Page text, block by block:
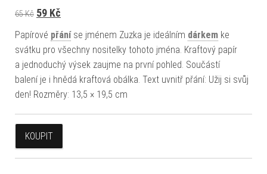
65Kč Původní cena byla: 65 Kč.
59 Kč
Papírové přáníse jménem Zuzka je ideálním dárkem ke
svátku pro všechny nositelky tohoto jména. Kraftový papír
a jednoduchý výsek zaujme na první pohled. Součástí
balení je i hnědá kraftová obálka. Text uvnitř přání: Užij si svůj
den! Rozměry: 13,5 × 19,5 cm
KOUPIT